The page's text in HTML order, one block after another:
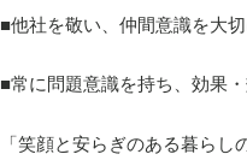
■他社を敬い、仲間意識を大
■常に問題意識を持ち、効果
「笑顔と安らぎのある暮ら